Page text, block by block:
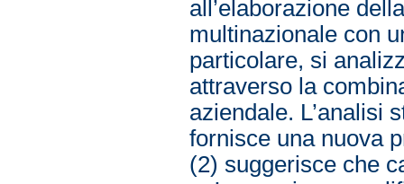
all’elaborazione
multinazionale con
particolare, si
attraverso la
aziendale. L’analisi
fornisce una nuova
(2) suggerisce che